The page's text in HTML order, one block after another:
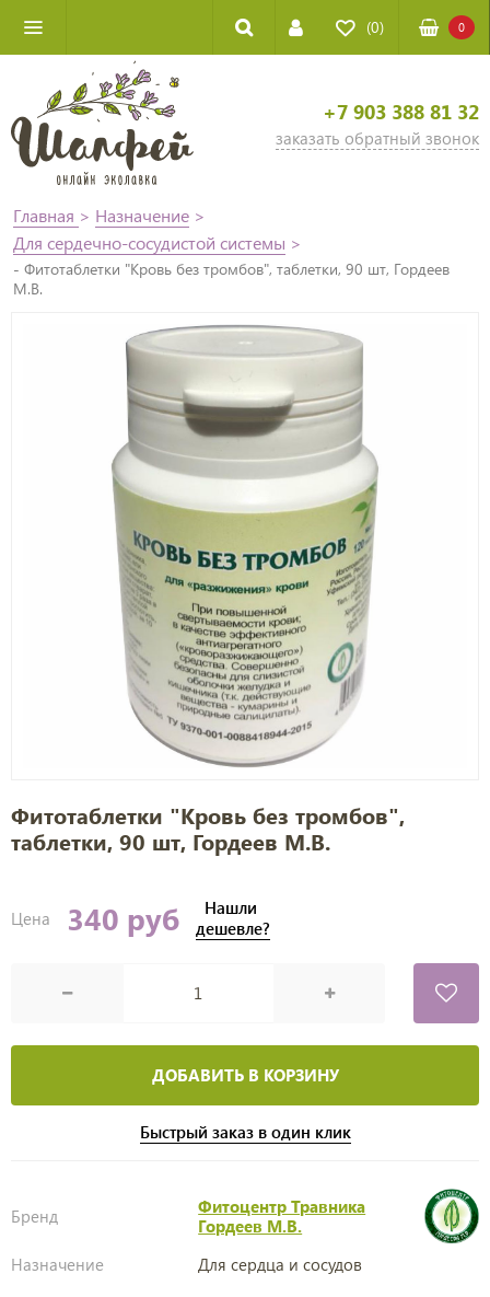
(0) 0
+7 903 388 81 32
заказать обратный звонок
Главная > Назначение >
Для сердечно-сосудистой системы >
- Фитотаблетки "Кровь без тромбов", таблетки, 90 шт, Гордеев
М.В.
Фитотаблетки "Кровь без тромбов",
таблетки, 90 шт, Гордеев М.В.
Цена 340 руб
Нашли
дешевле?
ДОБАВИТЬ В КОРЗИНУ
Быстрый заказ в один клик
Бренд
Фитоцентр Травника
Гордеев М.В.
Назначение
Для сердца и сосудов